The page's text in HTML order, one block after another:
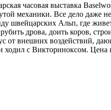
часовая выставка
механики. Все дело даже
швейцарских Альп, где
дрова, доить коров,
внешних воздействий,
с Викториноксом. Цена